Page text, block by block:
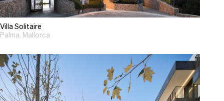
Villa Solitaire
Palma, Mallorca